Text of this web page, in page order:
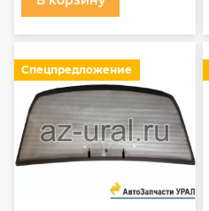
Спецпредложение